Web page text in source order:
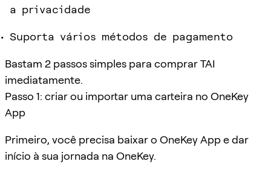
a privacidade
Suporta vários métodos de pagamento
Bastam 2 passos simples para comprar TAI
imediatamente.
Passo 1: criar ou importar uma carteira no OneKey
App
Primeiro, você precisa baixar o OneKey App e dar
início à sua jornada na OneKey.